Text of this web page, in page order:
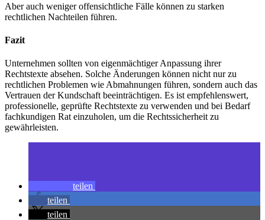
Aber auch weniger offensichtliche Fälle können zu starken
rechtlichen Nachteilen führen.
Fazit
Unternehmen sollten von eigenmächtiger Anpassung ihrer
Rechtstexte absehen. Solche Änderungen können nicht nur zu
rechtlichen Problemen wie Abmahnungen führen, sondern auch das
Vertrauen der Kundschaft beeinträchtigen. Es ist empfehlenswert,
professionelle, geprüfte Rechtstexte zu verwenden und bei Bedarf
fachkundigen Rat einzuholen, um die Rechtssicherheit zu
gewährleisten.
teilen
teilen
teilen